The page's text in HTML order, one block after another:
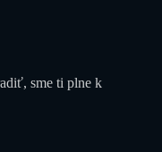
sme ti plne k